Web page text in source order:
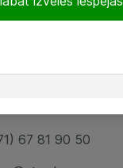
67 81 90 50